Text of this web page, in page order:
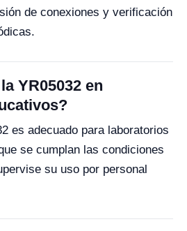
de conexiones y verificación
YR05032 en
es adecuado para laboratorios
se cumplan las condiciones
su uso por personal